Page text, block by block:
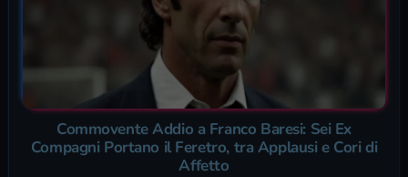
Commovente Addio a Franco Baresi: Sei Ex
Compagni Portano il Feretro, tra Applausi e Cori di
Affetto